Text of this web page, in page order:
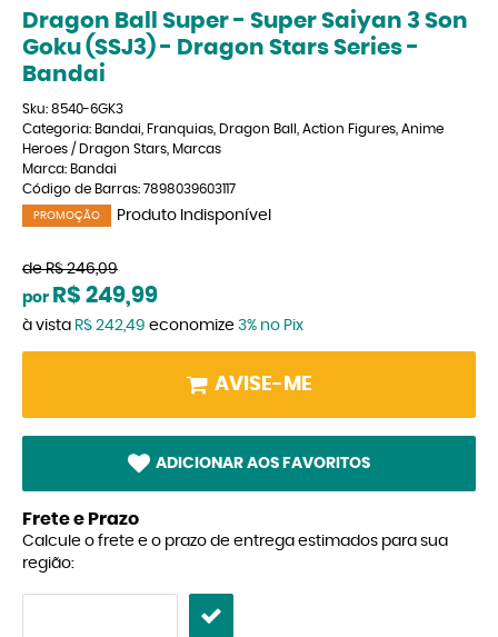
Dragon Ball Super - Super Saiyan 3 Son
Goku (SSJ3) - Dragon Stars Series -
Bandai
Sku: 8540-6GK3
Categoria: Bandai Franquias Dragon Ball Action Figures Anime
Heroes / Dragon Stars Marcas
Marca: Bandai
Código de Barras: 7898039603117
PROMOÇÃO Produto Indisponível
de R$ 246,09
por R$ 249,99
à vista R$ 242,49 economize 3% no Pix
AVISE-ME
ADICIONAR AOS FAVORITOS
Frete e Prazo
Calcule o frete e o prazo de entrega estimados para sua
região: